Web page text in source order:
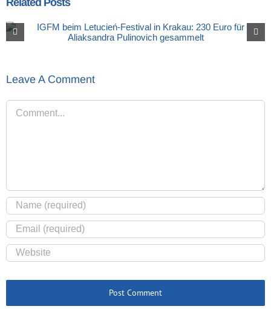
Related Posts
Leave A Comment
Comment